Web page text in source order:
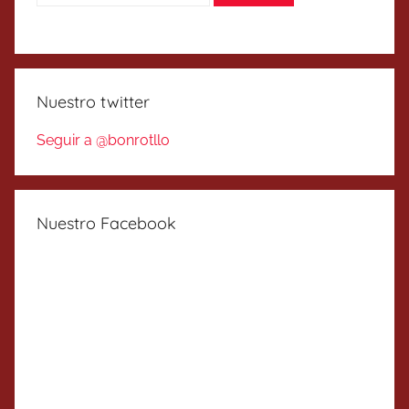
Nuestro twitter
Seguir a @bonrotllo
Nuestro Facebook